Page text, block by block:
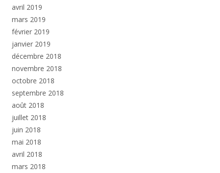
avril 2019
mars 2019
février 2019
janvier 2019
décembre 2018
novembre 2018
octobre 2018
septembre 2018
août 2018
juillet 2018
juin 2018
mai 2018
avril 2018
mars 2018